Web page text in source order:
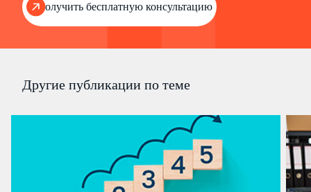
Получить бесплатную консультацию
Другие публикации по теме